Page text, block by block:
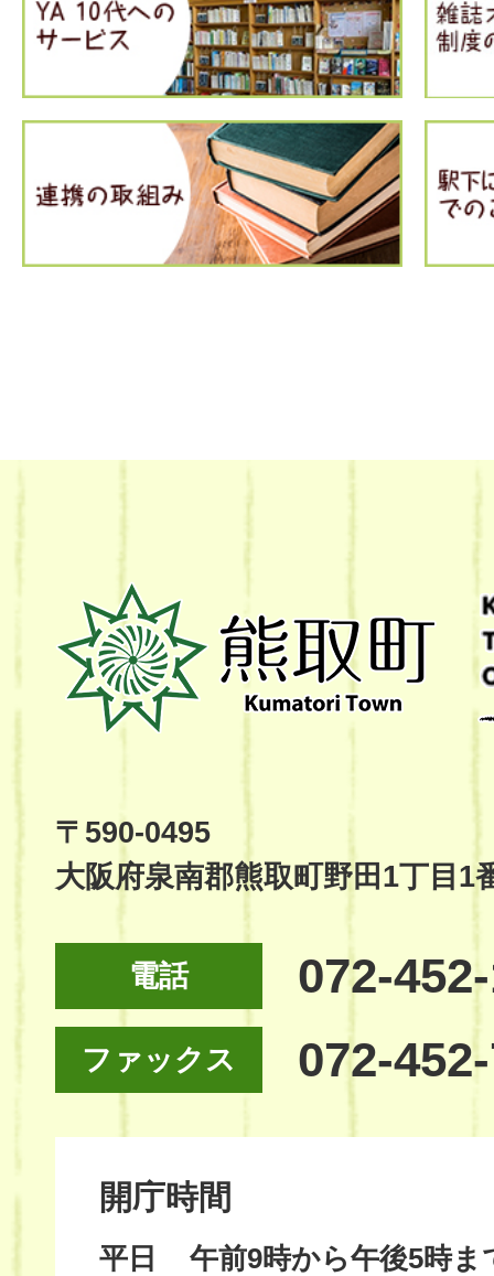
熊
取
町
Kumatori
Site
〒590-0495
大阪府泉南郡熊取町野田1丁目1
電話 072-
ファックス 072-
開庁時間
平日
午前9時から午後5時ま